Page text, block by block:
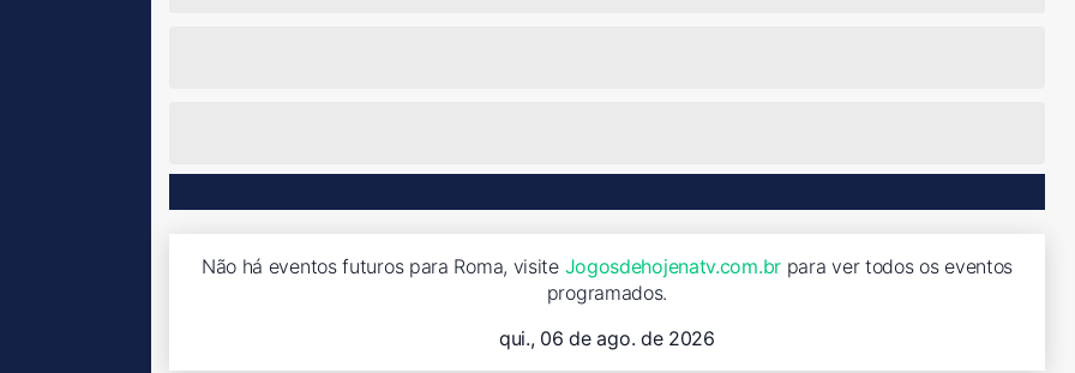
Não há eventos futuros para Roma, visite Jogosdehojenatv.com.brpara ver todos os eventos
programados.
qui., 06 de ago. de 2026